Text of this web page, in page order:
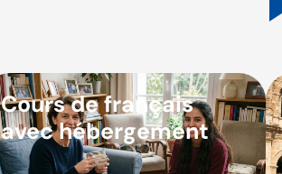
Cours de français
avec hébergement